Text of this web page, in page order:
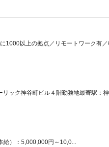
1000以上の拠点／リモートワーク有／
ック神谷町ビル４階勤務地最寄駅：神
）：5,000,000円～10,0...